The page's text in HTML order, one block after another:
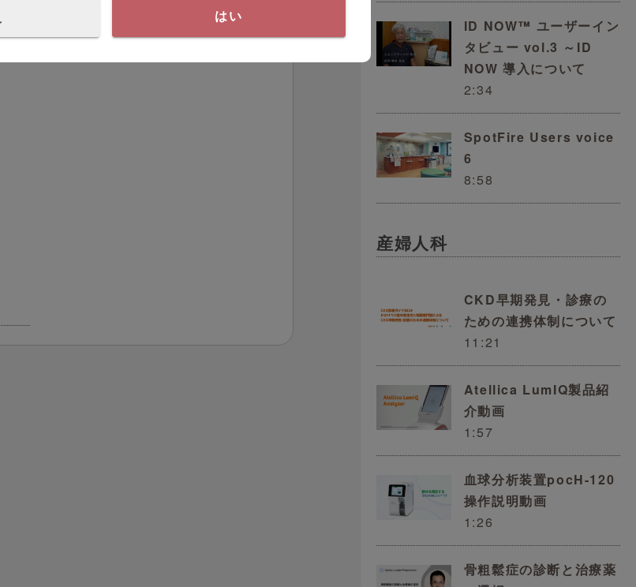
ID NOW™ ユーザーイン
タビュー vol.3 ～ID
NOW 導入について
2:34
SpotFire Users voice
6
8:58
産婦人科
CKD早期発見・診療の
ための連携体制について
11:21
Atellica LumIQ製品紹
介動画
1:57
血球分析装置pocH-120
操作説明動画
1:26
骨粗鬆症の診断と治療薬
はい